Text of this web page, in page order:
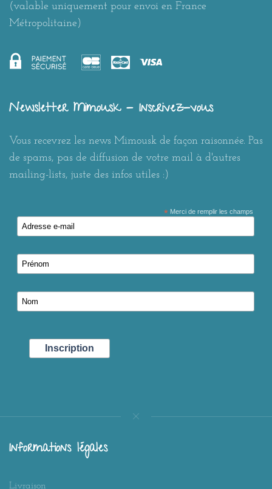
(valable uniquement pour envoi en France
Métropolitaine)
Newsletter Mimousk - Inscrivez-vous
Vous recevrez les news Mimousk de façon raisonnée. Pas
de spams, pas de diffusion de votre mail à d'autres
mailing-lists, juste des infos utiles :)
*Merci de remplir les champs
Informations légales
Livraison